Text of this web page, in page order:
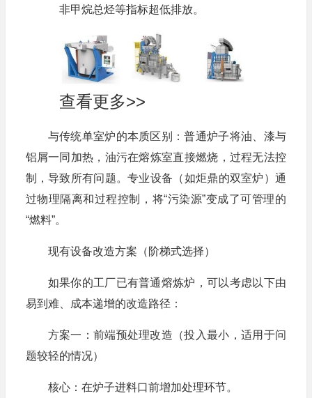
非甲烷总烃等指标超低排放。
查看更多>>
与传统单室炉的本质区别：普通炉子将油、漆与
铝屑一同加热，油污在熔炼室直接燃烧，过程无法控
制，导致所有问题。专业设备（如炬鼎的双室炉）通
过物理隔离和过程控制，将“污染源”变成了可管理的
“燃料”。
现有设备改造方案（阶梯式选择）
如果你的工厂已有普通熔炼炉，可以考虑以下由
易到难、成本递增的改造路径：
方案一：前端预处理改造（投入最小，适用于问
题较轻的情况）
核心：在炉子进料口前增加处理环节。